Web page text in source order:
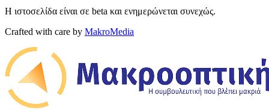
Η ιστοσελίδα είναι σε beta και ενημερώνεται συνεχώς.
Crafted with care by MakroMedia